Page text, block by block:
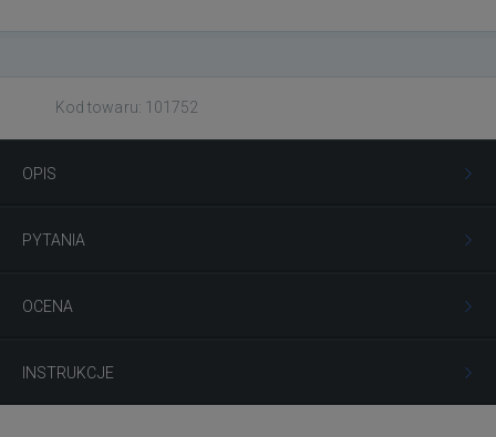
Kod towaru: 101752
OPIS
PYTANIA
OCENA
INSTRUKCJE